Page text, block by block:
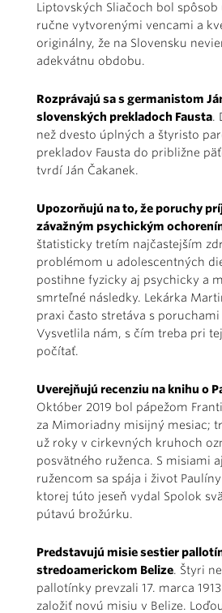
Liptovských Sliačoch bol
ručne vytvorenými vencami a
originálny, že na Slovensku
adekvátnu obdobu.
Rozprávajú sa s germanistom
slovenských prekladoch Fausta.
než dvesto úplných a štyristo
prekladov Fausta do približne
tvrdí Ján Čakanek.
Upozorňujú na to, že poruchy
závažným psychickým
štatisticky tretím najčastejším
problémom u adolescentných
postihne fyzicky aj psychicky a
smrteľné následky. Lekárka
praxi často stretáva s
Vysvetlila nám, s čím treba pri
počítať.
Uverejňujú recenziu na knihu o
Október 2019 bol pápežom
za Mimoriadny misijný mesiac;
už roky v cirkevných kruhoch
posvätného ruženca. S misiami
ružencom sa spája i život
ktorej túto jeseň vydal Spolok
pútavú brožúrku.
Predstavujú misie sestier
stredoamerickom Belize. Štyri
pallotínky prevzali 17. marca
založiť novú misiu v Belize.